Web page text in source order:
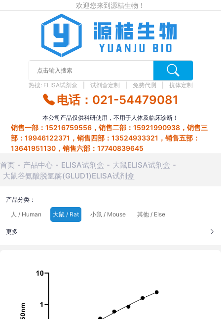
欢迎您来到源桔生物！
热搜: ELISA试剂盒 试剂盒定制 免费代测 抗体定制
电话：021-54479081
本公司产品仅供科研使用，不用于人体及临床诊断！
销售一部：15216759556，销售二部：15921990938，销售三
部：19946122371，销售四部：13524933321，销售五部：
13641951130，销售六部：17740839645
首页 产品中心 ELISA试剂盒
大鼠ELISA试剂盒
大鼠谷氨酸脱氢酶(GLUD1)ELISA试剂盒
产品分类：
人 / Human
大鼠 / Rat 小鼠 / Mouse 其他 / Else
更多